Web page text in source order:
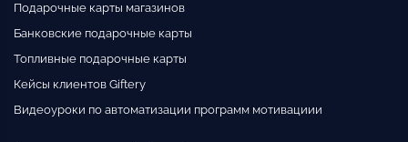
Подарочные карты магазинов
Банковские подарочные карты
Топливные подарочные карты
Кейсы клиентов Giftery
Видеоуроки по автоматизации программ мотивациии